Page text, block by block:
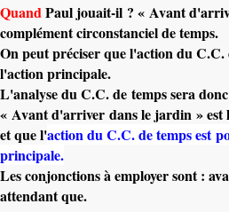
QuandPaul jouait-il ? « Avant
complément circonstanciel de temps.
On peut préciser que l'action du C.C.
l'action principale.
L'analyse du C.C. de temps sera
« Avant d'arriver dans le jardin » est
et que l'action du C.C. de temps est
principale.
Les conjonctions à employer sont :
attendant que.